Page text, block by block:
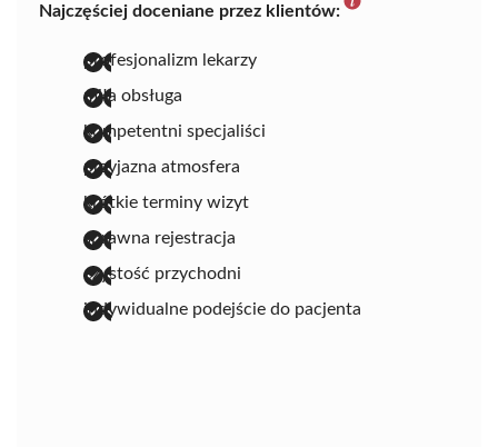
Najczęściej doceniane przez klientów:
profesjonalizm lekarzy
miła obsługa
kompetentni specjaliści
przyjazna atmosfera
krótkie terminy wizyt
sprawna rejestracja
czystość przychodni
indywidualne podejście do pacjenta